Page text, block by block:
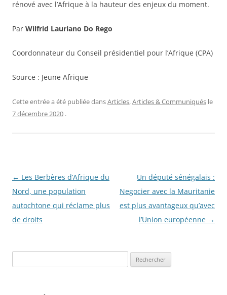
rénové avec l’Afrique à la hauteur des enjeux du moment.
Par Wilfrid Lauriano Do Rego
Coordonnateur du Conseil présidentiel pour l’Afrique (CPA)
Source : Jeune Afrique
Cette entrée a été publiée dansArticles,Articles & Communiqués le
7 décembre 2020 .
Navigation
des
articles
← Les Berbères d’Afrique du
Nord, une population
autochtone qui réclame plus
de droits
Un député sénégalais :
Negocier avec la Mauritanie
est plus avantageux qu’avec
l’Union européenne →
e